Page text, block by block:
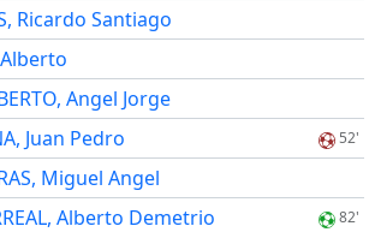
Ricardo Santiago
Alberto
Angel Jorge
Juan Pedro 52'
Miguel Angel
Alberto Demetrio 82'